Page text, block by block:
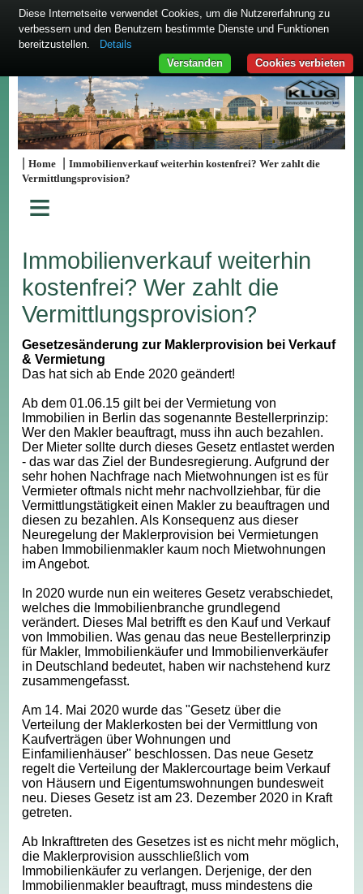
|Home |Immobilienverkauf weiterhin kostenfrei? Wer zahlt die
Vermittlungsprovision?
≡
Immobilienverkauf weiterhin
kostenfrei? Wer zahlt die
Vermittlungsprovision?
Gesetzesänderung zur Maklerprovision bei Verkauf
& Vermietung
Das hat sich ab Ende 2020 geändert!
Ab dem 01.06.15 gilt bei der Vermietung von
Immobilien in Berlin das sogenannte Bestellerprinzip:
Wer den Makler beauftragt, muss ihn auch bezahlen.
Der Mieter sollte durch dieses Gesetz entlastet werden
- das war das Ziel der Bundesregierung. Aufgrund der
sehr hohen Nachfrage nach Mietwohnungen ist es für
Vermieter oftmals nicht mehr nachvollziehbar, für die
Vermittlungstätigkeit einen Makler zu beauftragen und
diesen zu bezahlen. Als Konsequenz aus dieser
Neuregelung der Maklerprovision bei Vermietungen
haben Immobilienmakler kaum noch Mietwohnungen
im Angebot.
In 2020 wurde nun ein weiteres Gesetz verabschiedet,
welches die Immobilienbranche grundlegend
verändert. Dieses Mal betrifft es den Kauf und Verkauf
von Immobilien. Was genau das neue Bestellerprinzip
für Makler, Immobilienkäufer und Immobilienverkäufer
in Deutschland bedeutet, haben wir nachstehend kurz
zusammengefasst.
Am 14. Mai 2020 wurde das "Gesetz über die
Verteilung der Maklerkosten bei der Vermittlung von
Kaufverträgen über Wohnungen und
Einfamilienhäuser" beschlossen. Das neue Gesetz
regelt die Verteilung der Maklercourtage beim Verkauf
von Häusern und Eigentumswohnungen bundesweit
neu. Dieses Gesetz ist am 23. Dezember 2020 in Kraft
getreten.
Ab Inkrafttreten des Gesetzes ist es nicht mehr möglich,
die Maklerprovision ausschließlich vom
Immobilienkäufer zu verlangen. Derjenige, der den
Immobilienmakler beauftragt, muss mindestens die
Diese Internetseite verwendet Cookies, um die Nutzererfahrung zu
verbessern und den Benutzern bestimmte Dienste und Funktionen
bereitzustellen.
Details
Cookies verbieten
Verstanden